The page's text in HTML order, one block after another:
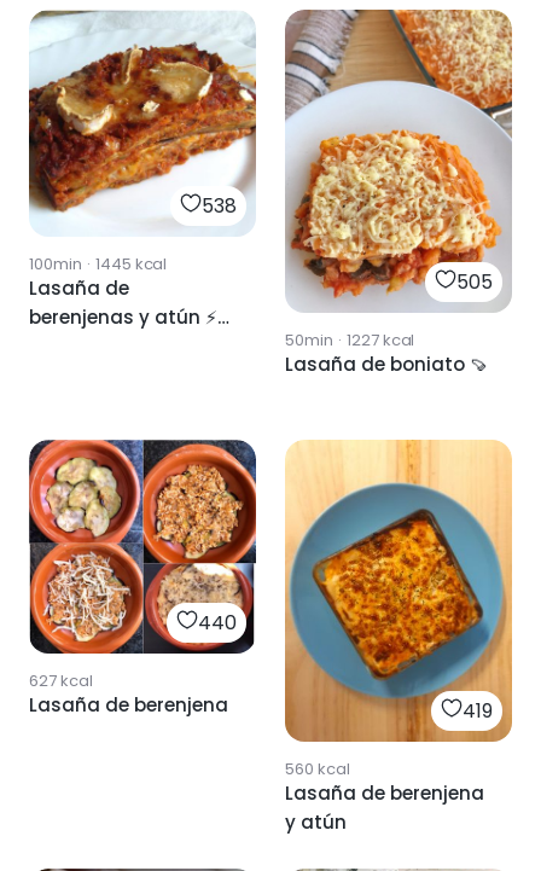
538
100min · 1445 kcal
Lasaña de
berenjenas y atún ⚡
505
50min · 1227kcal
Lasaña de boniato 🍠
440
627kcal
Lasaña de berenjena 419
560 kcal
Lasaña de berenjena
y atún